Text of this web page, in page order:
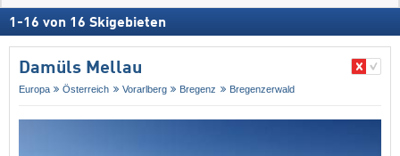
1 -16 von 16 Skigebieten
Damüls Mellau
Europa Österreich Vorarlberg Bregenz Bregenzerwald